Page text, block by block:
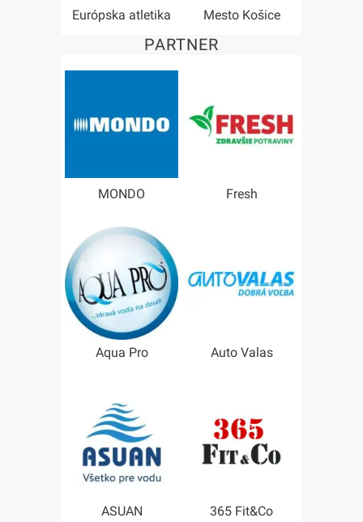
Európska atletika Mesto Košice
PARTNER
MONDO Fresh
Aqua Pro Auto Valas
ASUAN 365 Fit&Co